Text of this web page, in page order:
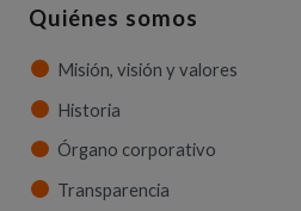
Quiénes somos
Misión, visión y valores
Historia
Órgano corporativo
Transparencia